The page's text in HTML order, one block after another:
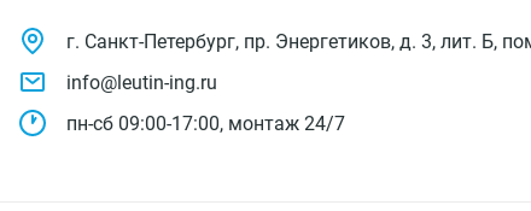
г. Санкт-Петербург, пр. Энергетиков, д. 3, лит. Б,
info@leutin-ing.ru
пн-сб 09:00-17:00, монтаж 24/7